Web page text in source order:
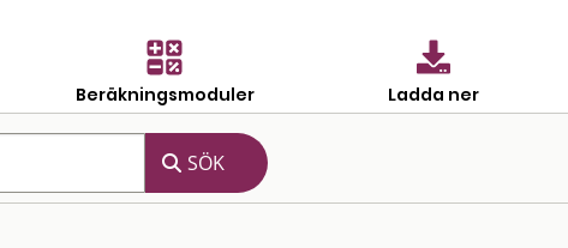
Beräkningsmoduler Ladda ner